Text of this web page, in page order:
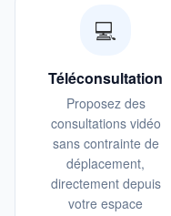
💻
Téléconsultation
Proposez des
consultations vidéo
sans contrainte de
déplacement,
directement depuis
votre espace